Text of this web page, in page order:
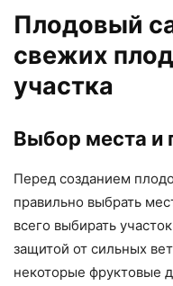
Плодовый
свежих
участка
Выбор места и
Перед созданием
правильно выбрать
всего выбирать
защитой от сильных
некоторые фруктовые